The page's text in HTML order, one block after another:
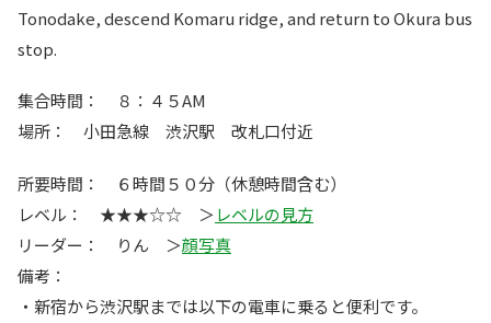
Tonodake, descend Komaru ridge, and return to Okura bus
stop.
集合時間： ８：４５AM
場所： 小田急線 渋沢駅 改札口付近
所要時間： ６時間５０分（休憩時間含む）
レベル： ★★★☆☆ ＞レベルの見方
リーダー： りん ＞顔写真
備考：
・新宿から渋沢駅までは以下の電車に乗ると便利です。